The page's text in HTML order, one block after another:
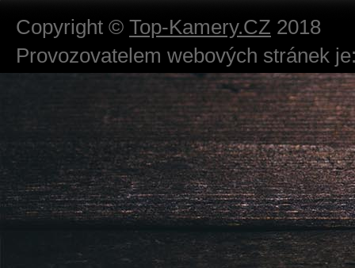
Copyright © Top-Kamery.CZ 2018
Provozovatelem webových stránek
Právnická osoba podnikající dle
Městský soud v Praze spisová
Sídlem: Zbraslavská 55/5a, Praha 5